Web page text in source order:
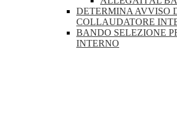
DETERMINA AVVISO
COLLAUDATORE
BANDO SELEZIONE
INTERNO